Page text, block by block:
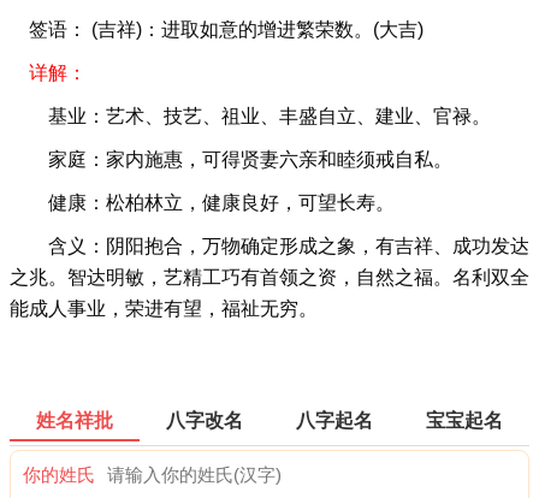
签语： (吉祥)：进取如意的增进繁荣数。(大吉)
详解：
基业：艺术、技艺、祖业、丰盛自立、建业、官禄。
家庭：家内施惠，可得贤妻六亲和睦须戒自私。
健康：松柏林立，健康良好，可望长寿。
含义：阴阳抱合，万物确定形成之象，有吉祥、成功发达
之兆。智达明敏，艺精工巧有首领之资，自然之福。名利双全
能成人事业，荣进有望，福祉无穷。
姓名祥批 八字改名 八字起名 宝宝起名
你的姓氏